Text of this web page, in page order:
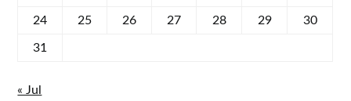
24 25 26 27 28 29 30
31
« Jul